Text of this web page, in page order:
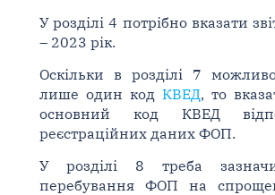
У розділі 4 потрібно вказати
– 2023 рік.
Оскільки в розділі 7
лише один код КВЕД, то
основний код КВЕД
реєстраційних даних ФОП.
У розділі 8 треба
перебування ФОП на